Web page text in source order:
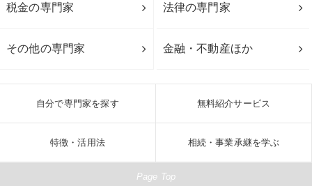
税金の専門家 法律の専門家
その他の専門家 金融・不動産ほか
自分で専門家を探す 無料紹介サービス
特徴・活用法 相続・事業承継を学ぶ
Page Top